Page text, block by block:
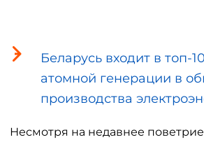
Беларусь входит в топ-
атомной генерации в
производства
Несмотря на недавнее